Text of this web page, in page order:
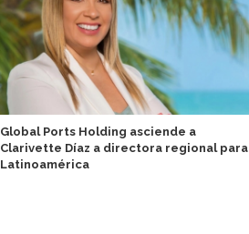
Global Ports Holding asciende a
Clarivette Díaz a directora regional para
Latinoamérica